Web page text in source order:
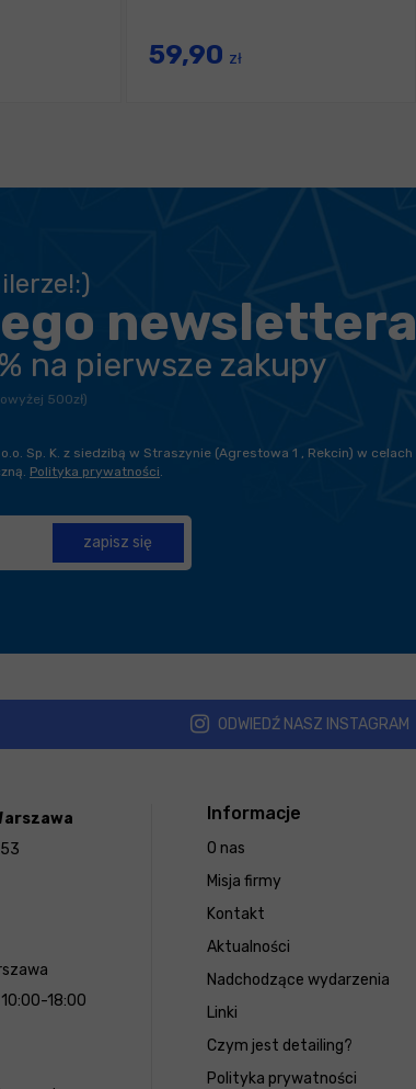
59,90 zł
newslettera
na pierwsze zakupy
500zł)
Sp. K. z siedzibą w Straszynie (Agrestowa 1 , Rekcin) w celach
Polityka prywatności.
zapisz się
ODWIEDŹ NASZ INSTAGRAM
Informacje
O nas
Misja firmy
Kontakt
Aktualności
Nadchodzące wydarzenia
Linki
Czym jest detailing?
Polityka prywatności
18:00